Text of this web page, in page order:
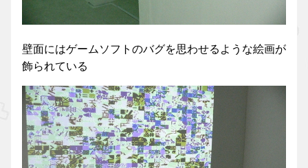
壁面にはゲームソフトのバグを思わせるような絵画が
飾られている